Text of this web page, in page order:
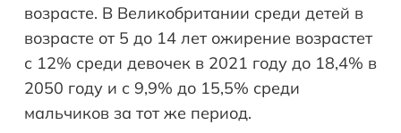
возрасте. В Великобритании среди детей в
возрасте от 5 до 14 лет ожирение возрастет
с 12% среди девочек в 2021 году до 18,4% в
2050 году и с 9,9% до 15,5% среди
мальчиков за тот же период.